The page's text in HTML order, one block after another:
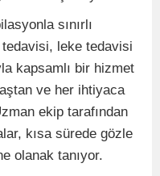
sınırlı
tedavisi, leke tedavisi
kapsamlı bir hizmet
ve her ihtiyaca
ekip tarafından
kısa sürede gözle
olanak tanıyor.